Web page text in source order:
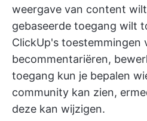
weergave van content
gebaseerde toegang wilt
ClickUp's toestemmingen
becommentariëren,
toegang kun je bepalen
community kan zien,
deze kan wijzigen.